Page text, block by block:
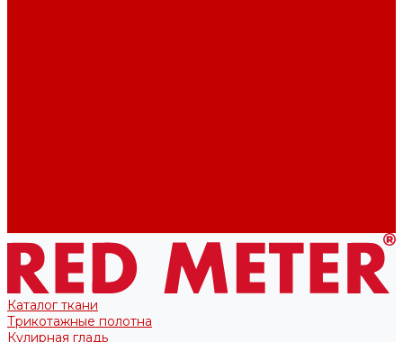
Каталог ткани
Трикотажные полотна
Кулирная гладь